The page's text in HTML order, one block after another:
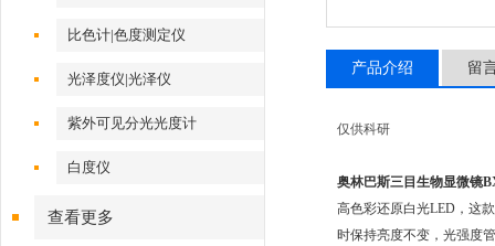
比色计|色度测定仪
光泽度仪|光泽仪
紫外可见分光光度计
白度仪
查看更多
产品介绍 留
仅供科研
奥林巴斯三目生物显微镜
高色彩还原白光LED，这
时保持亮度不变，光强度